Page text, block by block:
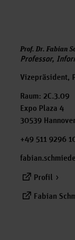
Prof. Dr. Fabian
Professor,
Vizepräsident,
Raum: 2C.3.09
Expo Plaza 4
30539 Hannover
+49 511 9296
Profil
Fabian